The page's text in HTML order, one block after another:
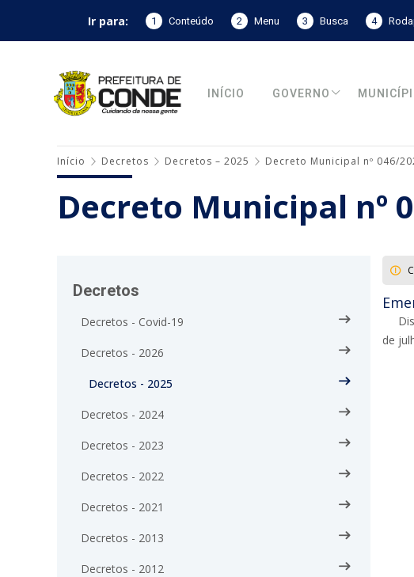
Ir para: 1 Conteúdo 2 Menu 3 Busca 4
INÍCIO GOVERNO
Início Decretos Decretos – 2025 Decreto Municipal nº 046/
Decreto Municipal nº
Decretos
Decretos - Covid-19
Decretos - 2026
Decretos - 2025
Decretos - 2024
Decretos - 2023
Decretos - 2022
Decretos - 2021
Decretos - 2013
Decretos - 2012
de